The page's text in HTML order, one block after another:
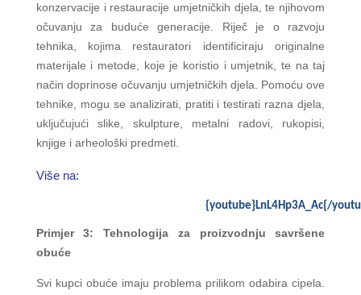
konzervacije i restauracije umjetničkih djela, te njihovom
očuvanju za buduće generacije. Riječ je o razvoju
tehnika, kojima restauratori identificiraju originalne
materijale i metode, koje je koristio i umjetnik, te na taj
način doprinose očuvanju umjetničkih djela. Pomoću ove
tehnike, mogu se analizirati, pratiti i testirati razna djela,
uključujući
slike, skulpture, metalni radovi, rukopisi,
knjige i arheološki predmeti.
Više na:
{youtube}LnL4Hp3A_Ac{/
Primjer 3: Tehnologija za proizvodnju savršene
obuće
Svi kupci obuće imaju problema prilikom odabira cipela.